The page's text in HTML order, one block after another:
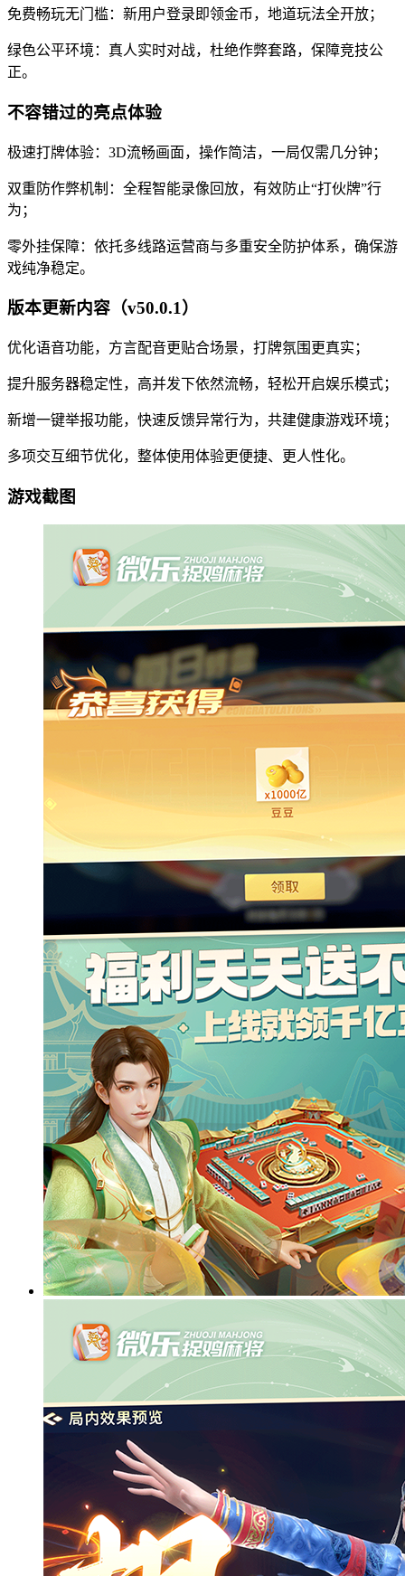
免费畅玩无门槛：新用户登录即领金币，地道玩法全开放；
绿色公平环境：真人实时对战，杜绝作弊套路，保障竞技公
正。
不容错过的亮点体验
极速打牌体验：3D流畅画面，操作简洁，一局仅需几分钟；
双重防作弊机制：全程智能录像回放，有效防止“打伙牌”行
为；
零外挂保障：依托多线路运营商与多重安全防护体系，确保游
戏纯净稳定。
版本更新内容（v50.0.1）
优化语音功能，方言配音更贴合场景，打牌氛围更真实；
提升服务器稳定性，高并发下依然流畅，轻松开启娱乐模式；
新增一键举报功能，快速反馈异常行为，共建健康游戏环境；
多项交互细节优化，整体使用体验更便捷、更人性化。
游戏截图